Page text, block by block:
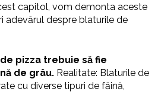
capitol, vom demonta aceste
adevărul despre blaturile de
pizza trebuie să fie
de grâu. Realitate: Blaturile de
cu diverse tipuri de făină,